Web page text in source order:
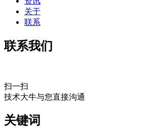
关于
联系
联系我们
扫一扫
技术大牛与您直接沟通
关键词